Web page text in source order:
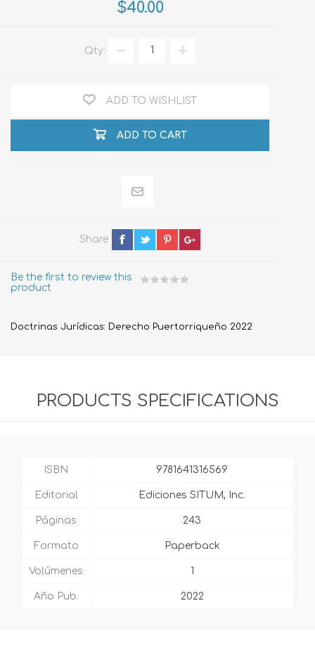
$40.00
Qty:
ADD TO WISHLIST
ADD TO CART
Share
Be the first to review this
product
Doctrinas Jurídicas: Derecho Puertorriqueño 2022
PRODUCTS SPECIFICATIONS
ISBN 9781641316569
Editorial Ediciones SITUM, Inc.
Páginas 243
Formato Paperback
Volúmenes 1
Año Pub. 2022